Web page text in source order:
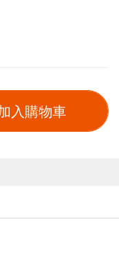
入購物車